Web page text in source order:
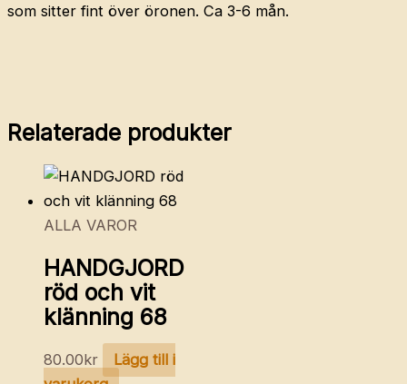
som sitter fint över öronen. Ca 3-6 mån.
Relaterade produkter
ALLA VAROR
HANDGJORD
röd och vit
klänning 68
80.00kr
Lägg till i